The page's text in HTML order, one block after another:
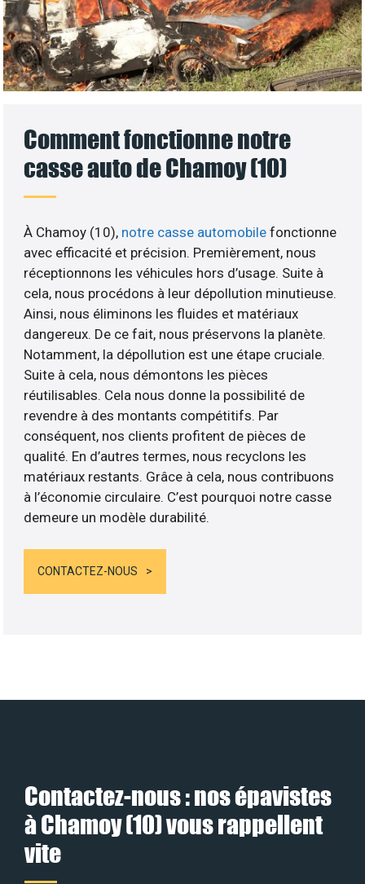
Comment fonctionne notre
casse auto de Chamoy (10)
À Chamoy (10), notre casse automobilefonctionne
avec efficacité et précision. Premièrement, nous
réceptionnons les véhicules hors d’usage. Suite à
cela, nous procédons à leur dépollution minutieuse.
Ainsi, nous éliminons les fluides et matériaux
dangereux. De ce fait, nous préservons la planète.
Notamment, la dépollution est une étape cruciale.
Suite à cela, nous démontons les pièces
réutilisables. Cela nous donne la possibilité de
revendre à des montants compétitifs. Par
conséquent, nos clients profitent de pièces de
qualité. En d’autres termes, nous recyclons les
matériaux restants. Grâce à cela, nous contribuons
à l’économie circulaire. C’est pourquoi notre casse
demeure un modèle durabilité.
CONTACTEZ-NOUS
Contactez-nous : nos épavistes
à Chamoy (10) vous rappellent
vite